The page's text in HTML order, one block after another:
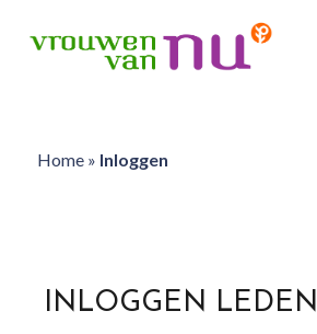
Home» Inloggen
INLOGGEN LEDEN